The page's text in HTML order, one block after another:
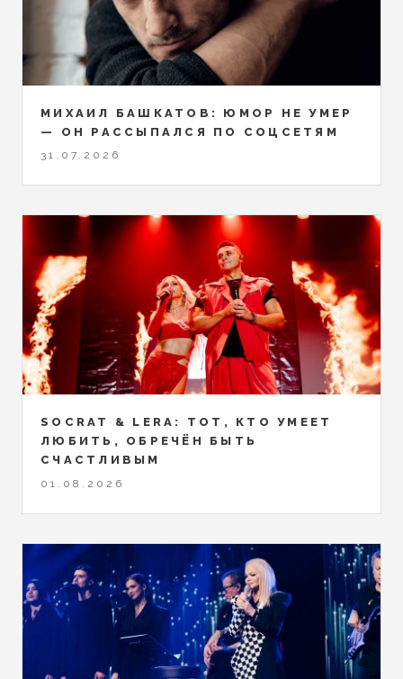
МИХАИЛ БАШКАТОВ: ЮМОР НЕ УМЕР
— ОН РАССЫПАЛСЯ ПО СОЦСЕТЯМ
31.07.2026
SOCRAT & LERA: ТОТ, КТО УМЕЕТ
ЛЮБИТЬ, ОБРЕЧЁН БЫТЬ
СЧАСТЛИВЫМ
01.08.2026